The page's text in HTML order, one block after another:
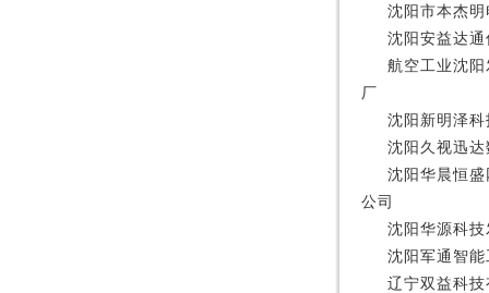
沈阳市本杰
沈阳安益达
航空工业沈
厂
沈阳新明泽
沈阳久视迅
沈阳华晨恒
公司
沈阳华源科
沈阳军通智
辽宁双益科